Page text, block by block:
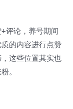
评论，养号期间
的内容进行点赞
这些位置其实也
。